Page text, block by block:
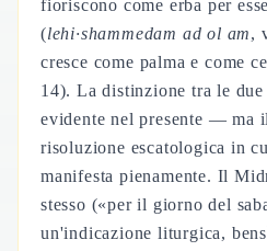
fioriscono come erba per
(lehi·shammedam ad ol am,
cresce come palma e come
14). La distinzione tra le due
evidente nel presente — ma
risoluzione escatologica in
manifesta pienamente. Il
stesso («per il giorno del
un'indicazione liturgica,